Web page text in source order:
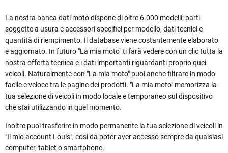
La nostra banca dati moto dispone di oltre 6.000 modelli: parti
soggette a usura e accessori specifici per modello, dati tecnici e
quantità di riempimento. Il database viene costantemente elaborato
e aggiornato. In futuro "La mia moto" ti farà vedere con un clic tutta la
nostra offerta tecnica e i dati importanti riguardanti proprio quei
veicoli. Naturalmente con "La mia moto" puoi anche filtrare in modo
facile e veloce tra le pagine dei prodotti. "La mia moto" memorizza la
tua selezione di veicoli in modo locale e temporaneo sul dispositivo
che stai utilizzando in quel momento.
Inoltre puoi trasferire in modo permanente la tua selezione di veicoli in
"Il mio account Louis", così da poter aver accesso sempre da qualsiasi
computer, tablet o smartphone.